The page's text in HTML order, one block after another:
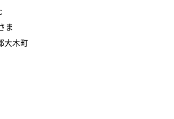
ま
大木町